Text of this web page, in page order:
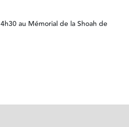
au Mémorial de la Shoah de